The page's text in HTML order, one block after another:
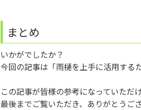
まとめ
いかがでしたか？
今回の記事は「雨樋を上手に活用する
この記事が皆様の参考になっていただ
最後までご覧いただき、ありがとうご